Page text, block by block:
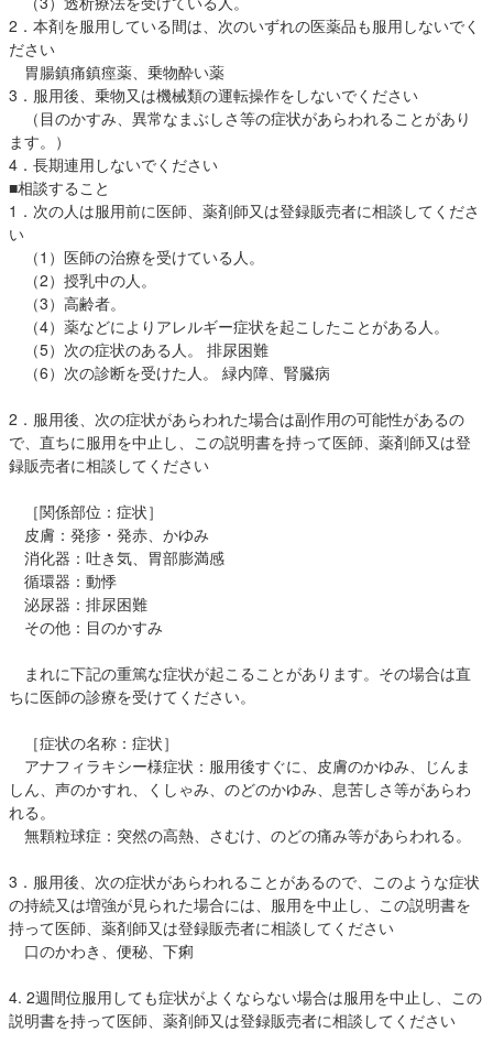
2．本剤を服用している間は、次のいずれの医薬品も服用しないでく
ださい
胃腸鎮痛鎮痙薬、乗物酔い薬
3．服用後、乗物又は機械類の運転操作をしないでください
（目のかすみ、異常なまぶしさ等の症状があらわれることがあり
ます。）
4．長期連用しないでください
■相談すること
1．次の人は服用前に医師、薬剤師又は登録販売者に相談してくださ
い
（1）医師の治療を受けている人。
（2）授乳中の人。
（3）高齢者。
（4）薬などによりアレルギー症状を起こしたことがある人。
（5）次の症状のある人。 排尿困難
（6）次の診断を受けた人。 緑内障、腎臓病
2．服用後、次の症状があらわれた場合は副作用の可能性があるの
で、直ちに服用を中止し、この説明書を持って医師、薬剤師又は登
録販売者に相談してください
［関係部位：症状］
皮膚：発疹・発赤、かゆみ
消化器：吐き気、胃部膨満感
循環器：動悸
泌尿器：排尿困難
その他：目のかすみ
まれに下記の重篤な症状が起こることがあります。その場合は直
ちに医師の診療を受けてください。
［症状の名称：症状］
アナフィラキシー様症状：服用後すぐに、皮膚のかゆみ、じんま
しん、声のかすれ、くしゃみ、のどのかゆみ、息苦しさ等があらわ
れる。
無顆粒球症：突然の高熱、さむけ、のどの痛み等があらわれる。
3．服用後、次の症状があらわれることがあるので、このような症状
の持続又は増強が見られた場合には、服用を中止し、この説明書を
持って医師、薬剤師又は登録販売者に相談してください
口のかわき、便秘、下痢
4. 2週間位服用しても症状がよくならない場合は服用を中止し、この
説明書を持って医師、薬剤師又は登録販売者に相談してください